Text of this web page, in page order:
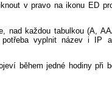
v pravo na ikonu ED
každou tabulkou (A,
vyplnit název i IP
během jedné hodiny při